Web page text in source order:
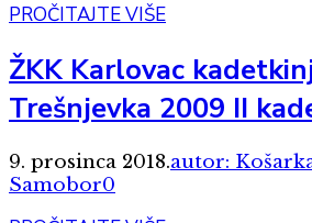
PROČITAJTE VIŠE
ŽKK Karlovac
Trešnjevka 2009 II
9. prosinca 2018.autor:
Samobor0